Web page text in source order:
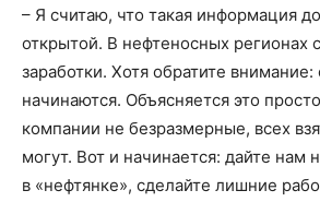
– Я считаю, что такая информация
открытой. В нефтеносных регионах
заработки. Хотя обратите внимание:
начинаются. Объясняется это
компании не безразмерные, всех
могут. Вот и начинается: дайте нам
в «нефтянке», сделайте лишние